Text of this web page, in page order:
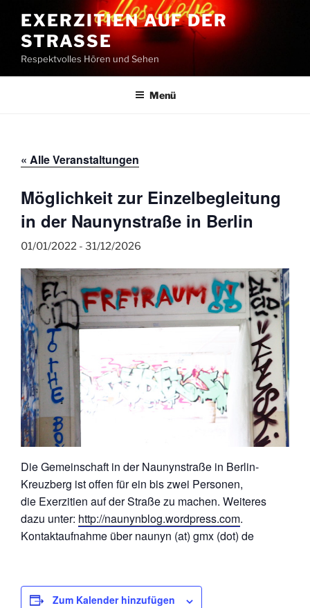
Inhalt
springen
EXERZITIEN AUF DER
STRASSE
Respektvolles Hören und Sehen
Menü
« Alle Veranstaltungen
Möglichkeit zur Einzelbegleitung
in der Naunynstraße in Berlin
01/01/2022 - 31/12/2026
Die Gemeinschaft in der Naunynstraße in Berlin-
Kreuzberg ist offen für ein bis zwei Personen,
die Exerzitien auf der Straße zu machen. Weiteres
dazu unter: http://naunynblog.wordpress.com.
Kontaktaufnahme über naunyn (at) gmx (dot) de
Zum Kalender hinzufügen